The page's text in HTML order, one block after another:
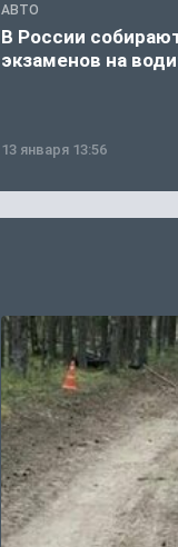
АВТО
В России
экзаменов на
13 января 13:56